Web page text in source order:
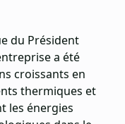
du Président
a été
croissants en
thermiques et
les énergies